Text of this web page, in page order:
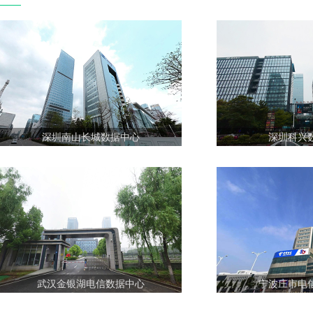
深圳南山长城数据中心 深圳科兴
武汉金银湖电信数据中心 宁波庄市电